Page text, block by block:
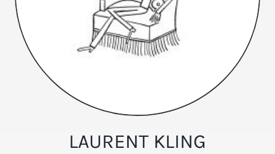
LAURENT KLING